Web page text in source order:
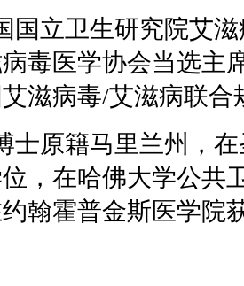
立卫生研究院艾滋
毒医学协会当选主
滋病毒/艾滋病联合
士原籍马里兰州，
， 在哈佛大学公共
翰霍普金斯医学院